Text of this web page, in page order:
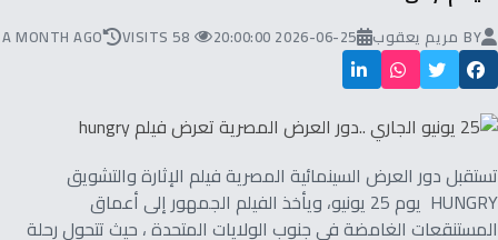
BY مريم يعقوب 2026-06-25 20:00:00
58 VISITS
A MONTH AGO
تستقبل دور العرض السينمائية المصرية فيلم الإثارة والتشويق
HUNGRY يوم 25 يونيو، ويأخذ الفيلم الجمهور إلى أعماق
المستنقعات الغامضة في جنوب الولايات المتحدة ، حيث تتحول رحلة